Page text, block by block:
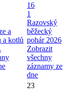
a
a kotlů
16
1
Razovský
běžecký
pohár 2026
Zobrazit
všechny
záznamy ze
dne
23